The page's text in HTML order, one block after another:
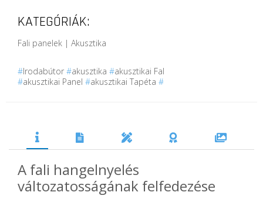
KATEGÓRIÁK:
Fali panelek | Akusztika
#Irodabútor #akusztika #akusztikai Fal
#akusztikai Panel #akusztikai Tapéta #
A fali hangelnyelés
változatosságának felfedezése